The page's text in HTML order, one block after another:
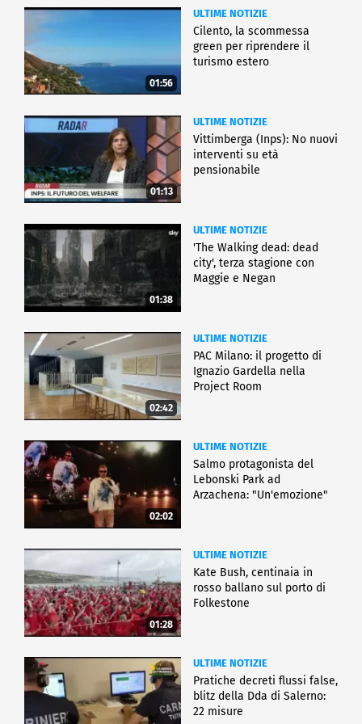
01:56
ULTIME NOTIZIE
Cilento, la scommessa
green per riprendere il
turismo estero
01:13
ULTIME NOTIZIE
Vittimberga (Inps): No nuovi
interventi su età
pensionabile
01:38
ULTIME NOTIZIE
'The Walking dead: dead
city', terza stagione con
Maggie e Negan
02:42
ULTIME NOTIZIE
PAC Milano: il progetto di
Ignazio Gardella nella
Project Room
02:02
ULTIME NOTIZIE
Salmo protagonista del
Lebonski Park ad
Arzachena: "Un'emozione"
01:28
ULTIME NOTIZIE
Kate Bush, centinaia in
rosso ballano sul porto di
Folkestone
ULTIME NOTIZIE
Pratiche decreti flussi false,
blitz della Dda di Salerno:
22 misure